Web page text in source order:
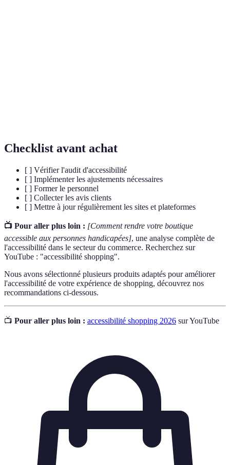
Checklist avant achat
[ ] Vérifier l'audit d'accessibilité
[ ] Implémenter les ajustements nécessaires
[ ] Former le personnel
[ ] Collecter les avis clients
[ ] Mettre à jour régulièrement les sites et plateformes
📺 Pour aller plus loin : [Comment rendre votre boutique
accessible aux personnes handicapées], une analyse complète de
l'accessibilité dans le secteur du commerce. Recherchez sur
YouTube : "accessibilité shopping".
Nous avons sélectionné plusieurs produits adaptés pour améliorer
l'accessibilité de votre expérience de shopping, découvrez nos
recommandations ci-dessous.
📺 Pour aller plus loin : accessibilité shopping 2026 sur YouTube